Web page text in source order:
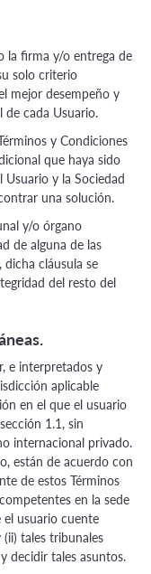
la firma y/o entrega de
solo criterio
mejor desempeño y
de cada Usuario.
y Condiciones
que haya sido
y la Sociedad
una solución.
y/o órgano
de alguna de las
dicha cláusula se
del resto del
e interpretados y
aplicable
en el que el usuario
1.1, sin
internacional privado.
están de acuerdo con
de estos Términos
en la sede
usuario cuente
tales tribunales
decidir tales asuntos.